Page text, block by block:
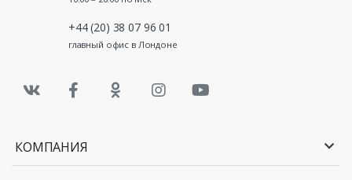
+44 (20) 38 07 96 01
главный офис в Лондоне
КОМПАНИЯ